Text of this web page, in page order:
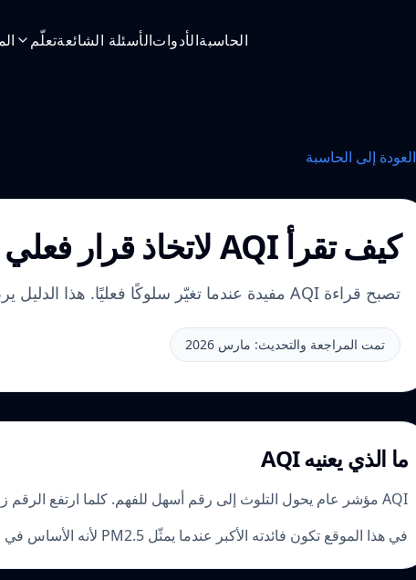
الحاسبةالأدواتالأسئلة الشائعةتعلّم
العودة إلى الحاسبة
كيف تقرأ AQI لاتخاذ قرار فعلي
تصبح قراءة AQI مفيدة عندما تغيّر سلوكًا فعليًا. هذا الدليل يربط الرقم بالتعرض والزمن والخطوة التالية.
تمت المراجعة والتحديث: مارس 2026
ما الذي يعنيه AQI
AQI مؤشر عام يحول التلوث إلى رقم أسهل للفهم. كلما ارتفع الرقم زادت شدة التلوث والقلق المرتبط به.
في هذا الموقع تكون فائدته الأكبر عندما يمثّل PM2.5 لأنه الأساس في معادلة السجائر المكافئة.